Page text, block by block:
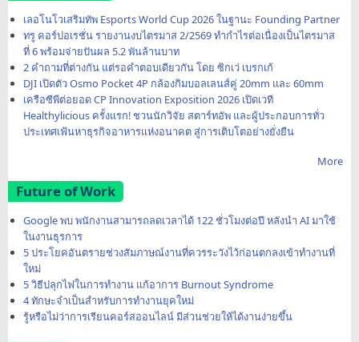
เลอโนโวเสริมทัพ Esports World Cup 2026 ในฐานะ Founding Partner
ทรู คอร์ปอเรชั่น รายงานงบไตรมาส 2/2569 ทำกำไรต่อเนื่องเป็นไตรมาส
ที่ 6 พร้อมจ่ายปันผล 5.2 พันล้านบาท
2 คำถามที่ต่างกัน แต่รอคำตอบเดียวกัน โดย ซิกเว่ เบรกเก้
DJI เปิดตัว Osmo Pocket 4P กล้องกิมบอลเลนส์คู่ 20mm และ 60mm
เครือซีพีต่อยอด CP Innovation Exposition 2026 เปิดเวที
Healthylicious ครั้งแรก! ชวนนักวิจัย สตาร์ทอัพ และผู้ประกอบการทั่ว
ประเทศเฟ้นหาธุรกิจอาหารแห่งอนาคต สู่การเติบโตอย่างยั่งยืน
More
Future of Work
Google พบ พนักงานสามารถลดเวลาได้ 122 ชั่วโมงต่อปี หลังนำ AI มาใช้
ในงานธุรการ
5 ประโยคอันตรายช่วงสัมภาษณ์งานที่ควรระวังไว้ก่อนตกลงเข้าทำงานที่
ใหม่
5 วิธีปลุกไฟในการทำงาน แก้อาการ Burnout Syndrome
4 ทักษะจำเป็นสำหรับการทำงานยุคใหม่
รู้หรือไม่ว่าการเรียนคอร์สออนไลน์ มีส่วนช่วยให้ได้งานง่ายขึ้น